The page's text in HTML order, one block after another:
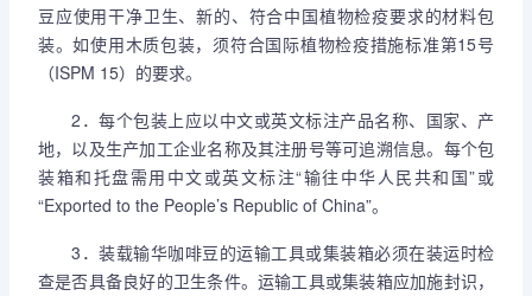
豆应使用干净卫生、新的、符合中国植物检疫要求的材料包
装。如使用木质包装，须符合国际植物检疫措施标准第15号
（ISPM 15）的要求。
2．每个包装上应以中文或英文标注产品名称、国家、产
地，以及生产加工企业名称及其注册号等可追溯信息。每个包
装箱和托盘需用中文或英文标注“输往中华人民共和国”或
“Exported to the People’s Republic of China”。
3．装载输华咖啡豆的运输工具或集装箱必须在装运时检
查是否具备良好的卫生条件。运输工具或集装箱应加施封识，